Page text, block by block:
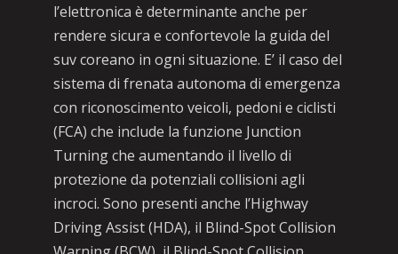
l’elettronica è determinante anche per
rendere sicura e confortevole la guida del
suv coreano in ogni situazione. E’ il caso del
sistema di frenata autonoma di emergenza
con riconoscimento veicoli, pedoni e ciclisti
(FCA) che include la funzione Junction
Turning che aumentando il livello di
protezione da potenziali collisioni agli
incroci. Sono presenti anche l’Highway
Driving Assist (HDA), il Blind-Spot Collision